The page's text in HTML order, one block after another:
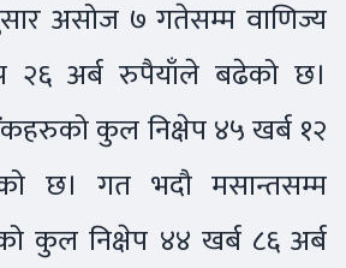
असोज ७ गतेसम्म वाणिज्य
२६ अर्ब रुपैयाँले बढेको छ।
कुल निक्षेप ४५ खर्ब १२
छ। गत भदौ मसान्तसम्म
कुल निक्षेप ४४ खर्ब ८६ अर्ब